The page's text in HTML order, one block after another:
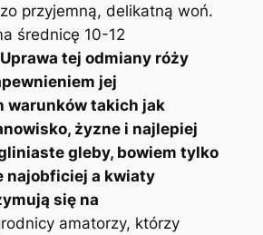
przyjemną, delikatną woń.
średnicę 10-12
Uprawa tej odmiany róży
jej
warunków takich jak
żyzne i najlepiej
gleby, bowiem tylko
najobficiej a kwiaty
się na
amatorzy, którzy